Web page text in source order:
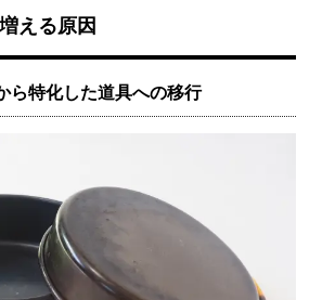
える原因
特化した道具への移行